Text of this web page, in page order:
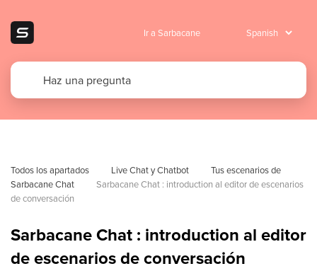
Ir a Sarbacane
Todos los apartados Live Chat y Chatbot
Tus escenarios de
Sarbacane Chat
Sarbacane Chat : introduction al editor de escenarios
de conversación
Sarbacane Chat : introduction al editor
de escenarios de conversación